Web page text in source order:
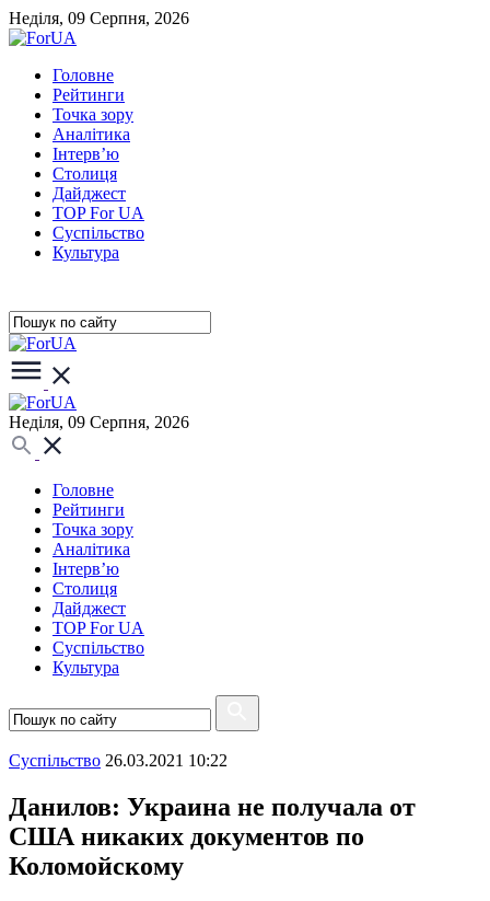
Неділя, 09 Серпня, 2026
Головне
Рейтинги
Точка зору
Аналітика
Інтерв’ю
Столиця
Дайджест
TOP For UA
Суспiльство
Культура
Неділя, 09 Серпня, 2026
Головне
Рейтинги
Точка зору
Аналітика
Інтерв’ю
Столиця
Дайджест
TOP For UA
Суспiльство
Культура
Суспiльство 26.03.2021 10:22
Данилов: Украина не получала от
США никаких документов по
Коломойскому